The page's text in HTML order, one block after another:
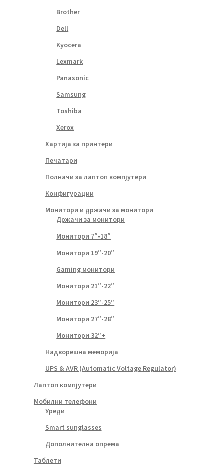
Brother
Dell
Kyocera
Lexmark
Panasonic
Samsung
Toshiba
Xerox
Хартија за принтери
Печатари
Полначи за лаптоп компјутери
Конфигурации
Монитори и држачи за монитори
Држачи за монитори
Монитори 7″-18″
Монитори 19″-20″
Gaming монитори
Монитори 21″-22″
Монитори 23″-25″
Монитори 27″-28″
Монитори 32″+
Надворешна меморија
UPS & AVR (Automatic Voltage Regulator)
Лаптоп компјутери
Мобилни телефони
Уреди
Smart sunglasses
Дополнителна опрема
Таблети